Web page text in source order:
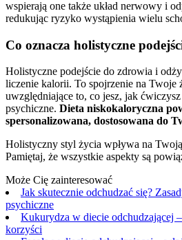
wspierają one także układ nerwowy i
redukując ryzyko wystąpienia wielu
Co oznacza holistyczne
Holistyczne podejście do zdrowia i
liczenie kalorii. To spojrzenie na Twoje
uwzględniające to, co jesz, jak
psychiczne. Dieta niskokaloryczna
spersonalizowana, dostosowana do
Holistyczny styl życia wpływa na
Pamiętaj, że wszystkie aspekty są
Może Cię zainteresować
Jak skutecznie odchudzać się?
psychiczne
Kukurydza w diecie odchudzającej
korzyści